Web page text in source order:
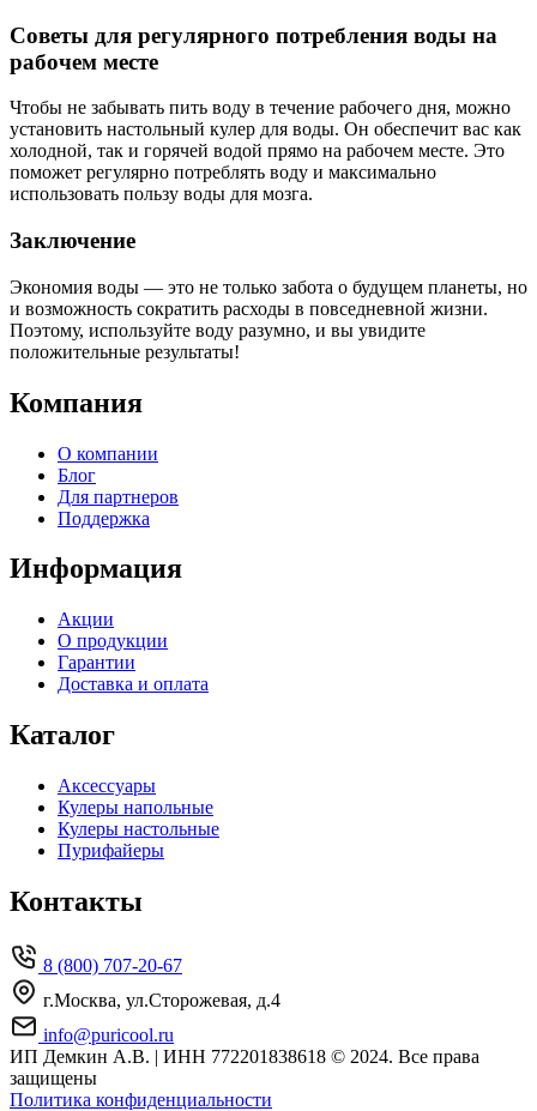
Советы для регулярного потребления воды на
рабочем месте
Чтобы не забывать пить воду в течение рабочего дня, можно
установить настольный кулер для воды. Он обеспечит вас как
холодной, так и горячей водой прямо на рабочем месте. Это
поможет регулярно потреблять воду и максимально
использовать пользу воды для мозга.
Заключение
Экономия воды — это не только забота о будущем планеты, но
и возможность сократить расходы в повседневной жизни.
Поэтому, используйте воду разумно, и вы увидите
положительные результаты!
Компания
О компании
Блог
Для партнеров
Поддержка
Информация
Акции
О продукции
Гарантии
Доставка и оплата
Каталог
Аксессуары
Кулеры напольные
Кулеры настольные
Пурифайеры
Контакты
8 (800) 707-20-67
г.Москва, ул.Сторожевая, д.4
info@puricool.ru
ИП Демкин А.В. | ИНН 772201838618 © 2024. Все права
защищены
Политика конфиденциальности